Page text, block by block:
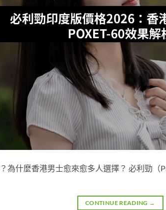
為什麼香港男士愈來愈多人選擇？ 必利勁
CONTINUE READING →